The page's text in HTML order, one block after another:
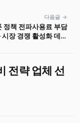
다음글 →
정책 전파사용료 부담
시장 경쟁 활성화 데이
전략 업체 선